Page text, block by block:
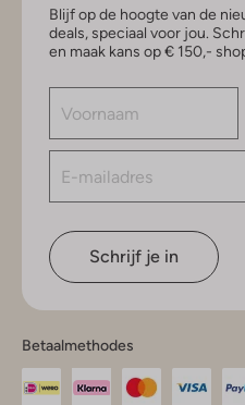
Blijf op de hoogte van de
deals, speciaal voor jou.
en maak kans op € 150,-
Schrijf je in
Betaalmethodes